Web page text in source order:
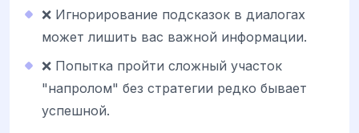
❌ Игнорирование подсказок в диалогах
может лишить вас важной информации.
❌ Попытка пройти сложный участок
"напролом" без стратегии редко бывает
успешной.